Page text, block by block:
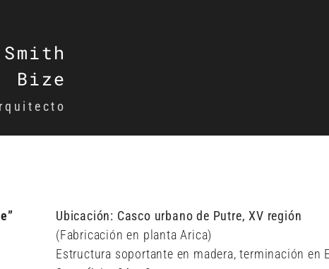
Bize
Ubicación: Casco urbano de Putre, XV región
(Fabricación en planta Arica)
Estructura soportante en madera, terminación en